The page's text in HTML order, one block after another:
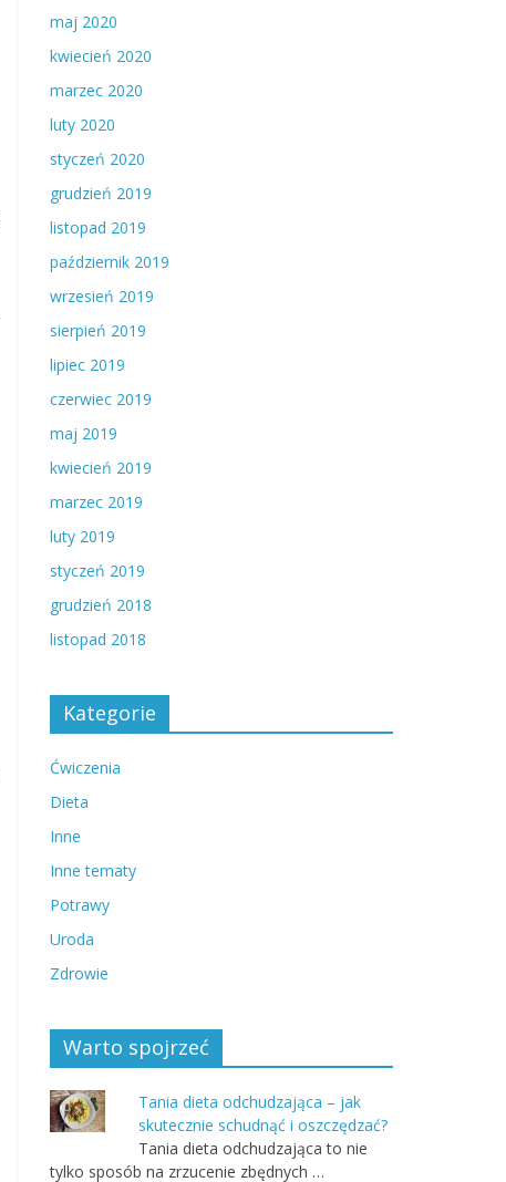
maj 2020
kwiecień 2020
marzec 2020
luty 2020
styczeń 2020
grudzień 2019
listopad 2019
październik 2019
wrzesień 2019
sierpień 2019
lipiec 2019
czerwiec 2019
maj 2019
kwiecień 2019
marzec 2019
luty 2019
styczeń 2019
grudzień 2018
listopad 2018
Kategorie
Ćwiczenia
Dieta
Inne
Inne tematy
Potrawy
Uroda
Zdrowie
Warto spojrzeć
Tania dieta odchudzająca – jak
skutecznie schudnąć i oszczędzać?
Tania dieta odchudzająca to nie
tylko sposób na zrzucenie zbędnych …